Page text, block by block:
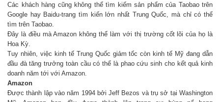
Các khách hàng cũng không thể tìm kiếm sản phẩm của Taobao trên
Google hay Baidu-trang tìm kiến lớn nhất Trung Quốc, mà chỉ có thể
tìm trên Taobao.
Đây là điều mà Amazon không thể làm với thị trường cốt lõi của họ là
Hoa Kỳ.
Tuy nhiên, việc kinh tế Trung Quốc giảm tốc còn kinh tế Mỹ đang dẫn
đầu đà tăng trưởng toàn cầu có thể là phao cứu sinh cho kết quả kinh
doanh năm tới với Amazon.
Amazon
Được thành lập vào năm 1994 bởi Jeff Bezos và trụ sở tại Washington